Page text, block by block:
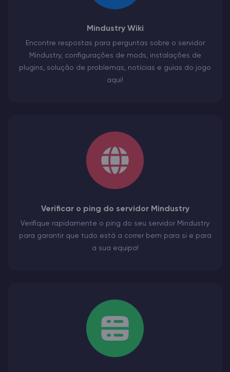
Mindustry Wiki
Encontre respostas para perguntas sobre o servidor
Mindustry, configurações de mods, instalações de
plugins, solução de problemas, notícias e guias do jogo
aqui!
Verificar o ping do servidor Mindustry
Verifique rapidamente o ping do seu servidor Mindustry
para garantir que tudo está a correr bem para si e para
a sua equipa!